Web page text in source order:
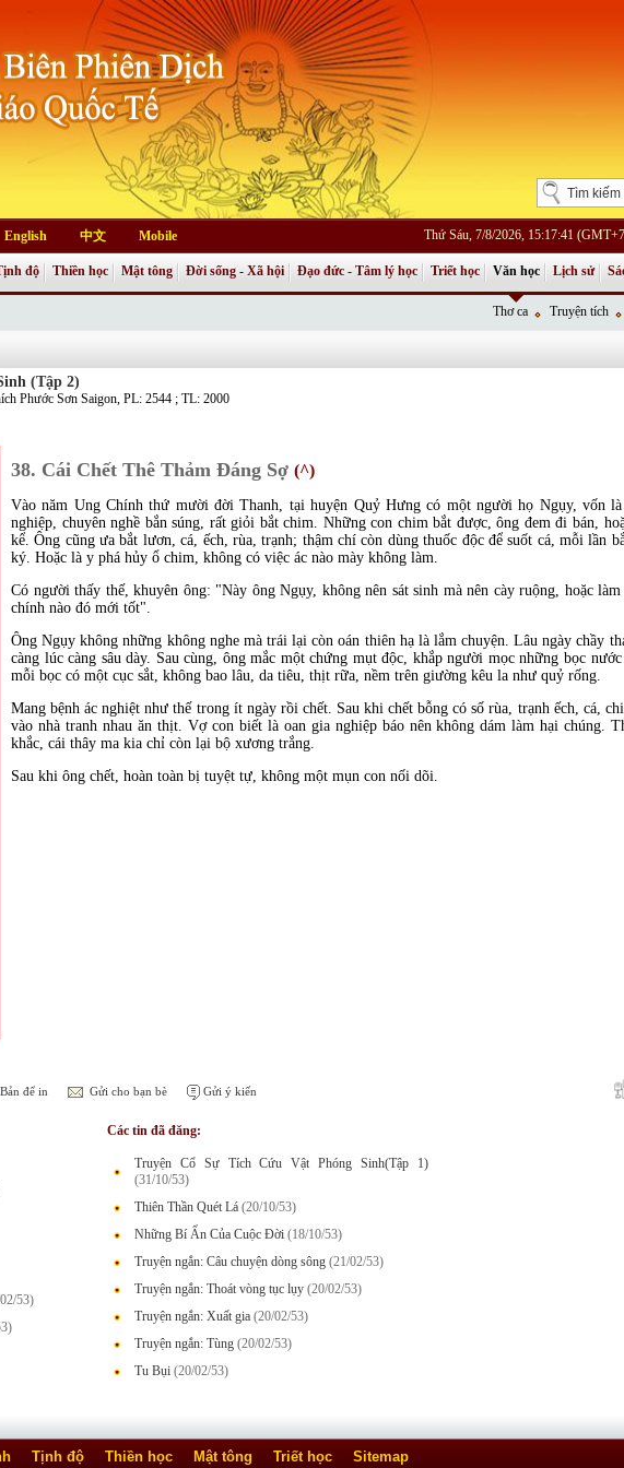
English 中文 Mobile Thứ Sáu, 7/8/2026, 15:17:41
độ Thiền học Mật tông Đời sống - Xã hội Đạo đức - Tâm lý học Triết học Văn học
Thơ ca Truyện tích
Lịch sử
(Tập 2)
Phước Sơn Saigon, PL: 2544 ; TL: 2000
38. Cái Chết Thê Thảm Đáng Sợ (^)
Vào năm Ung Chính thứ mười đời Thanh, tại huyện Quỷ Hưng có một người họ Ngụy, vốn
nghiệp, chuyên nghề bắn súng, rất giỏi bắt chim. Những con chim bắt được, ông đem đi bán,
kể. Ông cũng ưa bắt lươn, cá, ếch, rùa, trạnh; thậm chí còn dùng thuốc độc để suốt cá, mỗi lần
ký. Hoặc là y phá hủy ổ chim, không có việc ác nào mày không làm.
Có người thấy thế, khuyên ông: "Này ông Ngụy, không nên sát sinh mà nên cày ruộng, hoặc
chính nào đó mới tốt".
Ông Ngụy không những không nghe mà trái lại còn oán thiên hạ là lắm chuyện. Lâu ngày chầy
càng lúc càng sâu dày. Sau cùng, ông mắc một chứng mụt độc, khắp người mọc những bọc
mỗi bọc có một cục sắt, không bao lâu, da tiêu, thịt rữa, nềm trên giường kêu la như quỷ rống.
Mang bệnh ác nghiệt như thế trong ít ngày rồi chết. Sau khi chết bỗng có số rùa, trạnh ếch, cá,
vào nhà tranh nhau ăn thịt. Vợ con biết là oan gia nghiệp báo nên không dám làm hại chúng.
khắc, cái thây ma kia chỉ còn lại bộ xương trắng.
Sau khi ông chết, hoàn toàn bị tuyệt tự, không một mụn con nối dõi.
Bản để in Gửi cho bạn bè Gửi ý kiến
53)
Các tin đã đăng:
Truyện Cổ Sự Tích Cứu Vật Phóng Sinh(Tập 1)
(31/10/53)
Thiên Thần Quét Lá (20/10/53)
Những Bí Ẩn Của Cuộc Đời (18/10/53)
Truyện ngắn: Câu chuyện dòng sông (21/02/53)
Truyện ngắn: Thoát vòng tục lụy (20/02/53)
Truyện ngắn: Xuất gia (20/02/53)
Truyện ngắn: Tùng (20/02/53)
Tu Bụi (20/02/53)
Tịnh độ Thiền học Mật tông Triết học Sitemap